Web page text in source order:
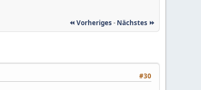
⏪ Vorheriges - Nächstes ⏩
#30